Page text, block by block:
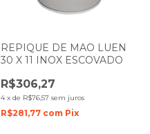
REPIQUE DE MAO LUEN
30 X 11 INOX ESCOVADO
R$306,27
4 x de R$76,57 sem juros
R$281,77 com Pix